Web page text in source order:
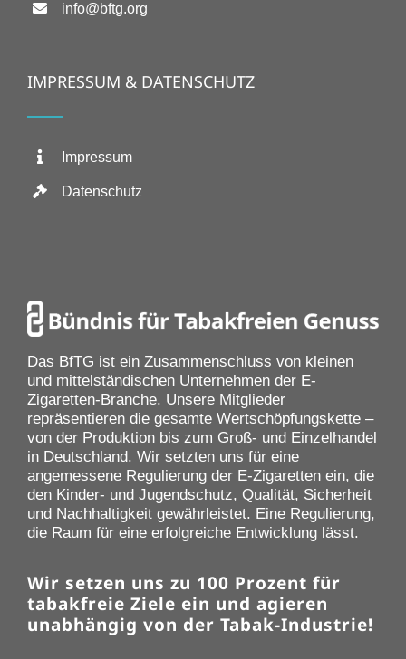
info@bftg.org
IMPRESSUM & DATENSCHUTZ
Impressum
Datenschutz
Das BfTG ist ein Zusammenschluss von kleinen
und mittelständischen Unternehmen der E-
Zigaretten-Branche. Unsere Mitglieder
repräsentieren die gesamte Wertschöpfungskette –
von der Produktion bis zum Groß- und Einzelhandel
in Deutschland. Wir setzten uns für eine
angemessene Regulierung der E-Zigaretten ein, die
den Kinder- und Jugendschutz, Qualität, Sicherheit
und Nachhaltigkeit gewährleistet. Eine Regulierung,
die Raum für eine erfolgreiche Entwicklung lässt.
Wir setzen uns zu 100 Prozent für
tabakfreie Ziele ein und agieren
unabhängig von der Tabak-Industrie!